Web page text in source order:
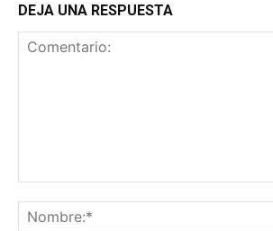
DEJA UNA RESPUESTA